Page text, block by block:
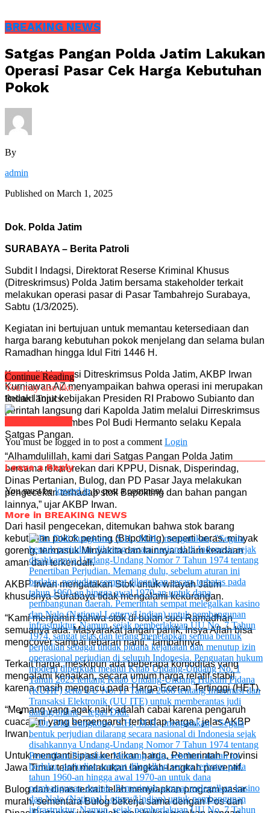
BREAKING NEWS
Satgas Pangan Polda Jatim Lakukan
Operasi Pasar Cek Harga Kebutuhan
Pokok
By
admin
Published on March 1, 2025
Dok. Polda Jatim
SURABAYA – Berita Patroli
Subdit I Indagsi, Direktorat Reserse Kriminal Khusus
(Ditreskrimsus) Polda Jatim bersama stakeholder terkait
melakukan operasi pasar di Pasar Tambahrejo Surabaya,
Sabtu (1/3/2025).
Kegiatan ini bertujuan untuk memantau ketersediaan dan
harga barang kebutuhan pokok menjelang dan selama bulan
Ramadhan hingga Idul Fitri 1446 H.
Kasubdit I Indagsi Ditreskrimsus Polda Jatim, AKBP Irwan
Kurniawan AZ menyampaikan bahwa operasi ini merupakan
tindak lanjut kebijakan Presiden RI Prabowo Subianto dan
perintah langsung dari Kapolda Jatim melalui Dirreskrimsus
Polda Jatim Kombes Pol Budi Hermanto selaku Kepala
Satgas Pangan.
“Alhamdulillah, kami dari Satgas Pangan Polda Jatim
bersama rekan-rekan dari KPPU, Disnak, Disperindag,
Dinas Pertanian, Bulog, dan PD Pasar Jaya melakukan
pengecekan terhadap stok Bapokting dan bahan pangan
lainnya,” ujar AKBP Irwan.
Dari hasil pengecekan, ditemukan bahwa stok barang
kebutuhan pokok penting (Bapokting) seperti beras, minyak
goreng, termasuk Minyakita dan lainnya dalam keadaan
aman dan terkendali.
AKBP Irwan mengatakan Stok untuk wilayah Jatim
khususnya Surabaya tidak mengalami kekurangan.
“Kami menjamin bahwa stok di bulan suci Ramadhan
semuanya ada. Masyarakat jangan panik, Insya Allah bisa
mengcover sampai lebaran nanti,” tambahnya.
Terkait harga, meskipun ada beberapa komoditas yang
mengalami kenaikan, secara umum harga relatif stabil
karena masih mengacu pada Harga Eceran Tertinggi (HET).
“Memang yang agak naik adalah cabai karena pengaruh
cuaca, ini yang berpengaruh terhadap harga,” jelas AKBP
Irwan.
Untuk mengantisipasi kenaikan harga, Pemerintah Provinsi
Jawa Timur telah melakukan langkah-langkah preventif.
Bulog dan dinas terkait telah menyiapkan program pasar
murah, sementara Bulog bekerja sama dengan Pos dan
Continue Reading
You may also like...
Related Topics:
You must be logged in to post a comment Login
Leave a Reply
You must belogged into post a comment.
More in BREAKING NEWS